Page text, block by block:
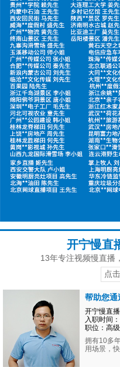
开宁慢直
13年专注视频慢直播
点
帮助您通
开宁慢直
入职时间
职位：高
拥有10多
用场景，